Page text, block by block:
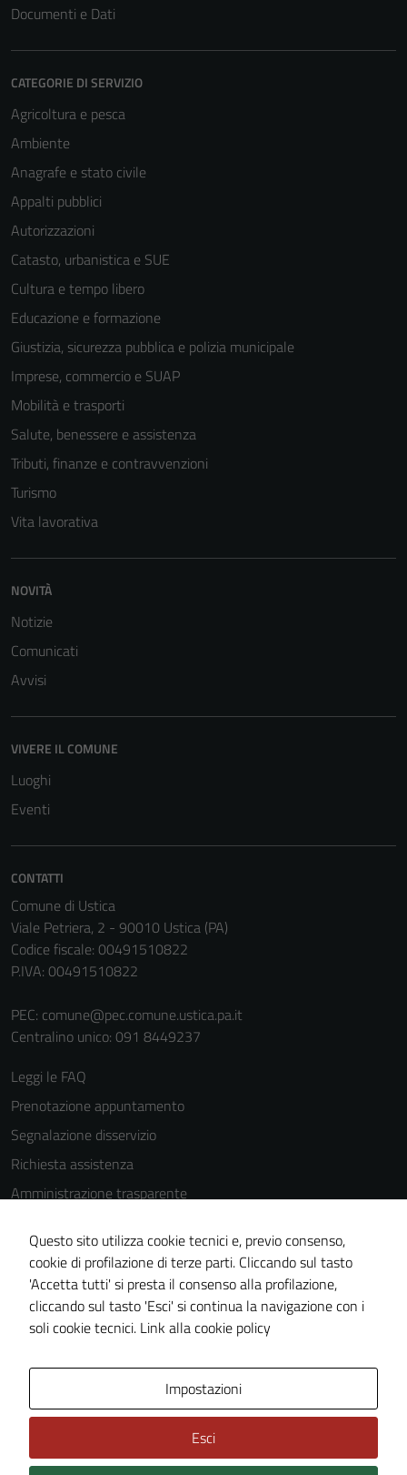
Documenti e Dati
CATEGORIE DI SERVIZIO
Agricoltura e pesca
Ambiente
Anagrafe e stato civile
Appalti pubblici
Autorizzazioni
Catasto, urbanistica e SUE
Cultura e tempo libero
Educazione e formazione
Giustizia, sicurezza pubblica e polizia municipale
Imprese, commercio e SUAP
Mobilità e trasporti
Salute, benessere e assistenza
Tributi, finanze e contravvenzioni
Turismo
Vita lavorativa
NOVITÀ
Notizie
Comunicati
Avvisi
VIVERE IL COMUNE
Luoghi
Eventi
CONTATTI
Comune di Ustica
Viale Petriera, 2 - 90010 Ustica (PA)
Codice fiscale: 00491510822
P.IVA: 00491510822
PEC: comune@pec.comune.ustica.pa.it
Centralino unico: 091 8449237
Leggi le FAQ
Prenotazione appuntamento
Segnalazione disservizio
Richiesta assistenza
Amministrazione trasparente
Cookie Policy
Note legali
Dichiarazione di accessibilità
Piano di miglioramento del sito
Area Privata
Questo sito utilizza cookie tecnici e, previo consenso,
cookie di profilazione di terze parti. Cliccando sul tasto
'Accetta tutti' si presta il consenso alla profilazione,
cliccando sul tasto 'Esci' si continua la navigazione con i
soli cookie tecnici. Link alla cookie policy
Impostazioni
Esci